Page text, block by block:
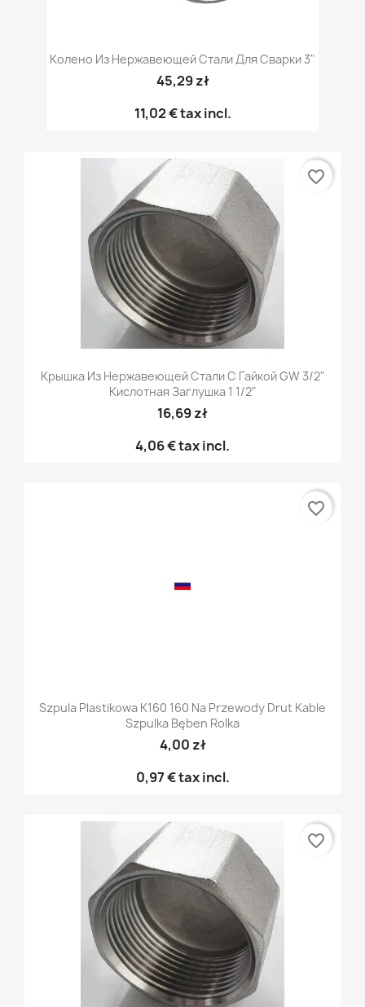
Колено Из Нержавеющей Стали Для Сварки 3"
45,29 zł
11,02 €tax incl.
Крышка Из Нержавеющей Стали С Гайкой GW 3/2"
Кислотная Заглушка 1 1/2"
16,69 zł
4,06 €tax incl.
favorite_border
Szpula Plastikowa K160 160 Na Przewody Drut Kable
Szpulka Bęben Rolka
4,00 zł
0,97 €tax incl.
favorite_border
favorite_border